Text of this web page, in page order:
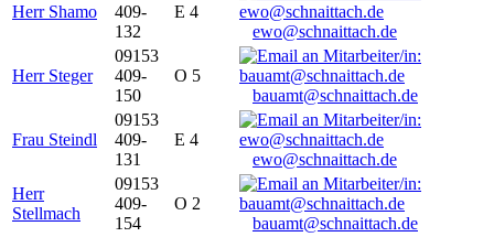
Herr Shamo
409-
132
E 4
ewo@schnaittach.de
Herr Steger
09153
409-
150
O 5
bauamt@schnaittach.de
Frau Steindl
09153
409-
131
E 4
ewo@schnaittach.de
Herr
Stellmach
09153
409-
154
O 2
bauamt@schnaittach.de